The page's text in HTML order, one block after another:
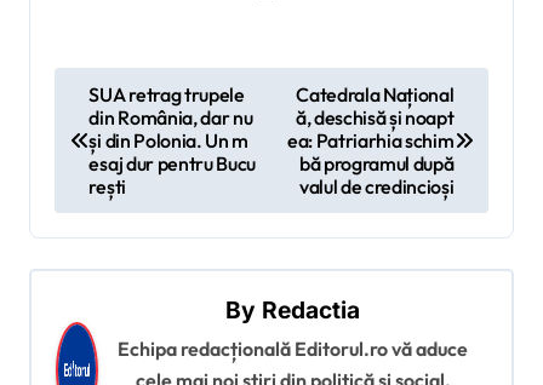
i
g
r
e
SUA retrag trupele
din România, dar nu
și din Polonia. Un m
esaj dur pentru Bucu
rești
Catedrala Național
ă, deschisă și noapt
ea: Patriarhia schim
bă programul după
valul de credincioși
By Redactia
Echipa redacțională Editorul.ro vă aduce
cele mai noi știri din politică și social,